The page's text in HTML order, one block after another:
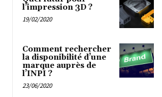
l’impression 3D ?
19/02/2020
Comment rechercher
la disponibilité d’une
marque auprès de
l’INPI ?
23/06/2020